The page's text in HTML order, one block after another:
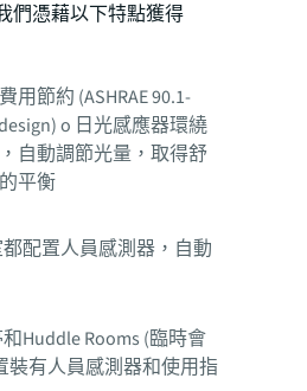
們憑藉以下特點獲得
用節約 (ASHRAE 90.1-
o 日光感應器環繞
自動調節光量，取得舒
平衡
配置人員感測器，自動
Huddle Rooms (臨時會
裝有人員感測器和使用指